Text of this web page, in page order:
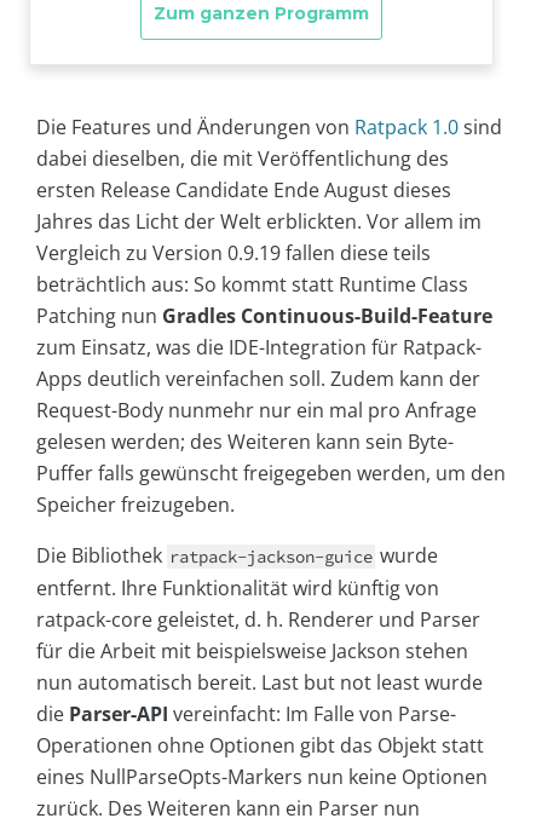
Die Features und Änderungen von Ratpack 1.0sind
dabei dieselben, die mit Veröffentlichung des
ersten Release Candidate Ende August dieses
Jahres das Licht der Welt erblickten. Vor allem im
Vergleich zu Version 0.9.19 fallen diese teils
beträchtlich aus: So kommt statt Runtime Class
Patching nun Gradles Continuous-Build-Feature
zum Einsatz, was die IDE-Integration für Ratpack-
Apps deutlich vereinfachen soll. Zudem kann der
Request-Body nunmehr nur ein mal pro Anfrage
gelesen werden; des Weiteren kann sein Byte-
Puffer falls gewünscht freigegeben werden, um den
Speicher freizugeben.
Die Bibliothek ratpack-jackson-guice wurde
entfernt. Ihre Funktionalität wird künftig von
ratpack-core geleistet, d. h. Renderer und Parser
für die Arbeit mit beispielsweise Jackson stehen
nun automatisch bereit. Last but not least wurde
die Parser-API vereinfacht: Im Falle von Parse-
Operationen ohne Optionen gibt das Objekt statt
eines NullParseOpts-Markers nun keine Optionen
zurück. Des Weiteren kann ein Parser nun